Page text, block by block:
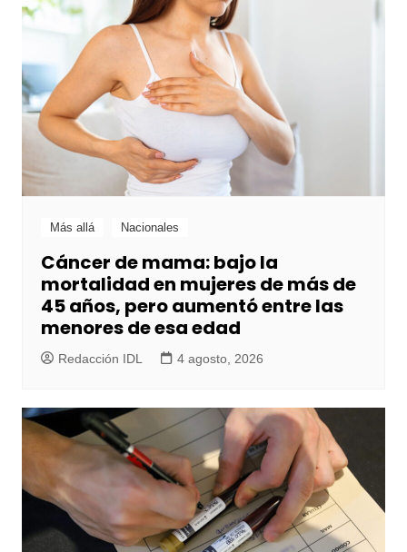
Más allá Nacionales
Cáncer de mama: bajo la
mortalidad en mujeres de más de
45 años, pero aumentó entre las
menores de esa edad
Redacción IDL 4 agosto, 2026